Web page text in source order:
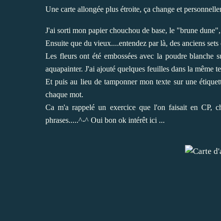
Une carte allongée plus étroite, ça change et
J'ai sorti mon papier chouchou de base, le "brune
Ensuite que du vieux....entendez par là, des anciens
Les fleurs ont été embossées avec la poudre blanche
aquapainter. J'ai ajouté quelques feuilles dans la même
Et puis au lieu de tamponner mon texte sur une
chaque mot.
Ca m'a rappelé un exercice que l'on faisait en CP,
phrases.....^-^ Oui bon ok intérêt ici ...